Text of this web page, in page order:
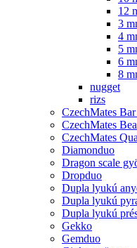
12
3
4
5
6
8
nugget
rizs
CzechMates
CzechMates
CzechMates
Diamonduo
Dragon scale
Dropduo
Dupla lyukú
Dupla lyukú
Dupla lyukú
Gekko
Gemduo